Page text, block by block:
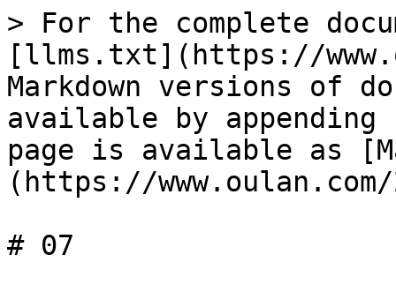
> For the complete
[llms.txt](https://
Markdown versions of
available by
page is available as
(https://
# 07